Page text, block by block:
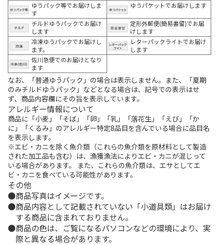
ゆうパック等でお届けしま
す
ゆうパケットでお届けします
チルドゆうパックでお届け
します
定形外郵便(簡易書留)でお届
けします
冷凍ゆうパックでお届けし
ます。
レターパックライトでお届け
します
佐川急便でのお届けとなり
ます
なお、「普通ゆうパック」の場合は表示しません。また、「夏期
のみチルドゆうパック」などとなる場合は、記号での表示はせ
ず、商品内容欄にその旨を表示しています。
アレルギー情報について
商品に「小麦」「そば」「卵」「乳」「落花生」「えび」「か
に」「くるみ」のアレルギー特定8品目を含んでいる場合に品目名
を表示します。
※エビ・カニを除く魚介類（これらの魚介類を原材料として製造
された加工品も含む）は、漁獲漁法によりエビ・カニが混じって
いる場合があります。 また、これらの魚介類は、エサとしてエ
ビ・カニを食べている可能性があります。
その他
商品写真はイメージです。
商品内容として記載されていない「小道具類」はお届け
する商品に含まれておりません。
商品の色は、ご覧になるパソコンなどの環境により、実
際と異なる場合があります。